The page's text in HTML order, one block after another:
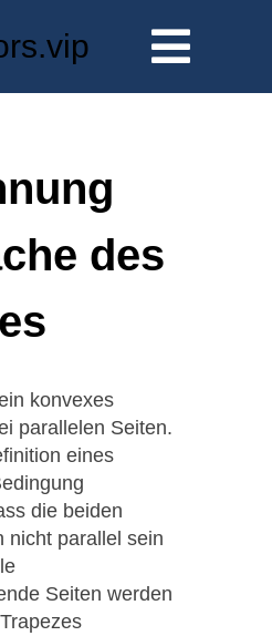
des
konvexes
parallelen Seiten.
eines
die beiden
nicht parallel sein
Seiten werden